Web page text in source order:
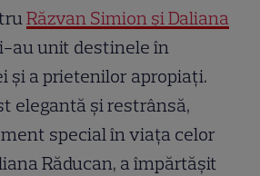
Răzvan Simion și Daliana
au unit destinele în
și a prietenilor apropiați.
elegantă și restrânsă,
special în viața celor
Răducan, a împărtășit